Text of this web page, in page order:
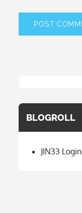
BLOGROLL
JIN33 Login